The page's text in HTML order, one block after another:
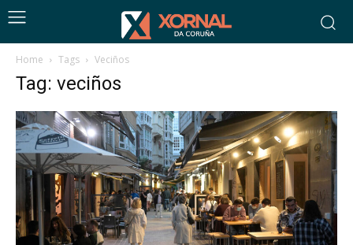
Home Tags Veciños
Tag: veciños